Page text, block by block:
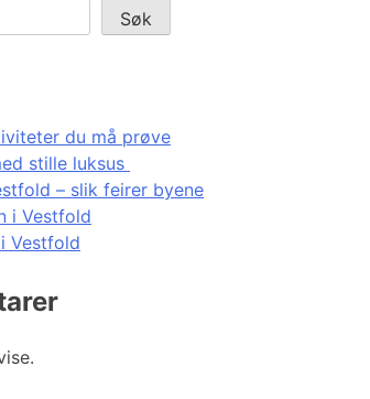
Søk
du må prøve
stille luksus
– slik feirer byene
i Vestfold
Vestfold